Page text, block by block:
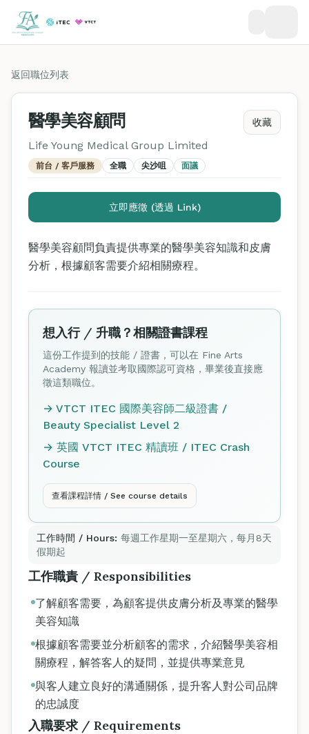
返回職位列表
醫學美容顧問
Life Young Medical Group Limited
收藏
前台 / 客戶服務 全職 尖沙咀 面議
立即應徵 (透過 Link)
醫學美容顧問負責提供專業的醫學美容知識和皮膚
分析，根據顧客需要介紹相關療程。
想入行 / 升職？相關證書課程
這份工作提到的技能 / 證書，可以在 Fine Arts
Academy 報讀並考取國際認可資格，畢業後直接應
徵這類職位。
→ VTCT ITEC 國際美容師二級證書 /
Beauty Specialist Level 2
→ 英國 VTCT ITEC 精讀班 / ITEC Crash
Course
查看課程詳情 / See course details
工作時間 / Hours: 每週工作星期一至星期六，每月8天
假期起
工作職責 / Responsibilities
了解顧客需要，為顧客提供皮膚分析及專業的醫學
美容知識
根據顧客需要並分析顧客的需求，介紹醫學美容相
關療程，解答客人的疑問，並提供專業意見
與客人建立良好的溝通關係，提升客人對公司品牌
的忠誠度
入職要求 / Requirements